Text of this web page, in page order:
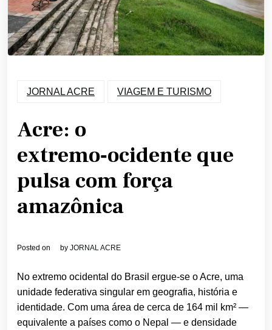
JORNAL ACRE VIAGEM E TURISMO
Acre: o
extremo‑ocidente que
pulsa com força
amazônica
Posted on by JORNAL ACRE
No extremo ocidental do Brasil ergue-se o Acre, uma
unidade federativa singular em geografia, história e
identidade. Com uma área de cerca de 164 mil km² —
equivalente a países como o Nepal — e densidade